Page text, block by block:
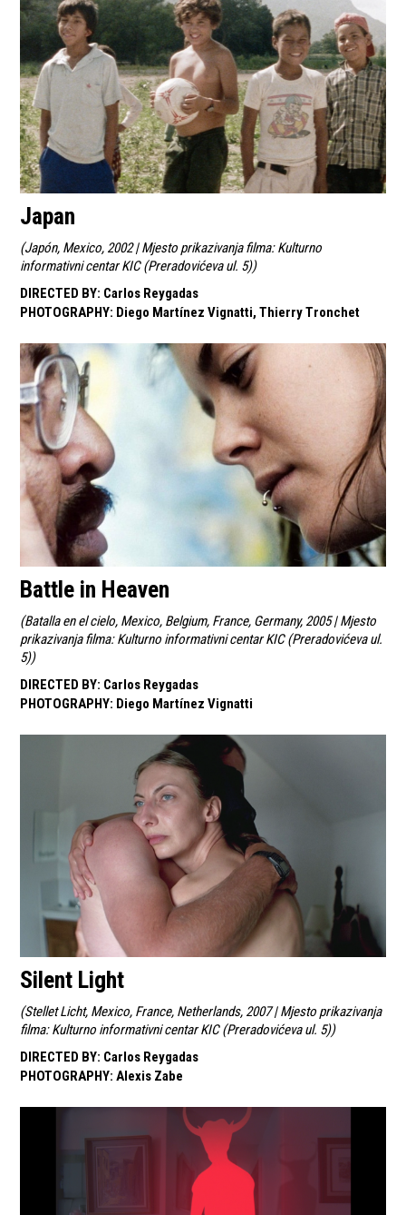
Japan
(Japón, Mexico, 2002 | Mjesto prikazivanja filma: Kulturno
informativni centar KIC (Preradovićeva ul. 5))
DIRECTED BY: Carlos Reygadas
PHOTOGRAPHY: Diego Martínez Vignatti, Thierry Tronchet
Battle in Heaven
(Batalla en el cielo, Mexico, Belgium, France, Germany, 2005 | Mjesto
prikazivanja filma: Kulturno informativni centar KIC (Preradovićeva ul.
5))
DIRECTED BY: Carlos Reygadas
PHOTOGRAPHY: Diego Martínez Vignatti
Silent Light
(Stellet Licht, Mexico, France, Netherlands, 2007 | Mjesto prikazivanja
filma: Kulturno informativni centar KIC (Preradovićeva ul. 5))
DIRECTED BY: Carlos Reygadas
PHOTOGRAPHY: Alexis Zabe